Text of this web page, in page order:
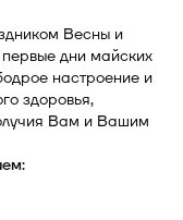
Весны и
дни майских
настроение и
здоровья,
Вам и Вашим